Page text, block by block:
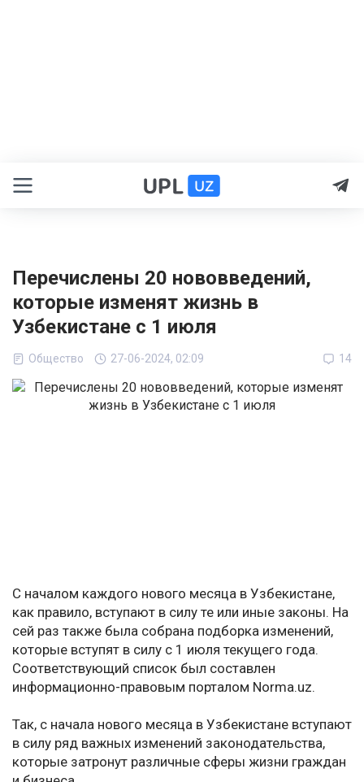
Перечислены 20 нововведений,
которые изменят жизнь в
Узбекистане с 1 июля
Общество 27-06-2024, 02:09 14
С началом каждого нового месяца в Узбекистане,
как правило, вступают в силу те или иные законы. На
сей раз также была собрана подборка изменений,
которые вступят в силу с 1 июля текущего года.
Соответствующий список был составлен
информационно-правовым порталом Norma.uz.
Так, с начала нового месяца в Узбекистане вступают
в силу ряд важных изменений законодательства,
которые затронут различные сферы жизни граждан